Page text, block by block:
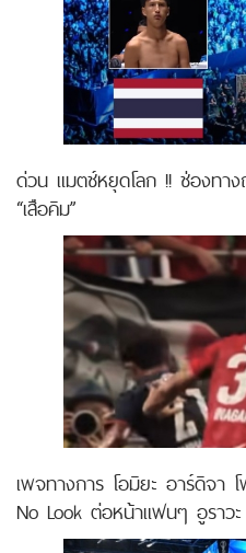
ด่วน แมตช์หยุดโลก !! ช่องทา
“เสือคิม”
เพจทางการ โอมิยะ อาร์ดิจา
No Look ต่อหน้าแฟนๆ อูราวะ